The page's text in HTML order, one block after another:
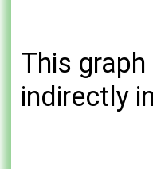
This
indirectly